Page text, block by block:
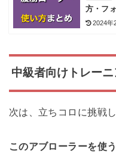
方・フ
2024年
中級者向けトレー
次は、立ちコロに挑戦
このアブローラーを使